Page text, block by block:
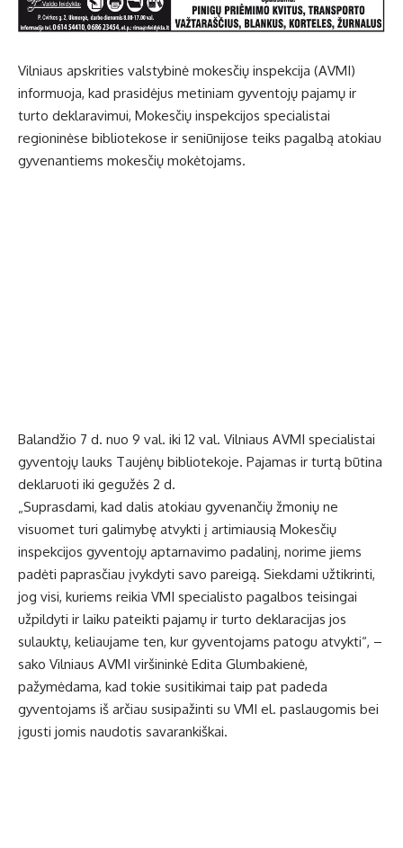
Vilniaus apskrities valstybinė mokesčių inspekcija (AVMI)
informuoja, kad prasidėjus metiniam gyventojų pajamų ir
turto deklaravimui, Mokesčių inspekcijos specialistai
regioninėse bibliotekose ir seniūnijose teiks pagalbą atokiau
gyvenantiems mokesčių mokėtojams.
Balandžio 7 d. nuo 9 val. iki 12 val. Vilniaus AVMI specialistai
gyventojų lauks Taujėnų bibliotekoje. Pajamas ir turtą būtina
deklaruoti iki gegužės 2 d.
„Suprasdami, kad dalis atokiau gyvenančių žmonių ne
visuomet turi galimybę atvykti į artimiausią Mokesčių
inspekcijos gyventojų aptarnavimo padalinį, norime jiems
padėti paprasčiau įvykdyti savo pareigą. Siekdami užtikrinti,
jog visi, kuriems reikia VMI specialisto pagalbos teisingai
užpildyti ir laiku pateikti pajamų ir turto deklaracijas jos
sulauktų, keliaujame ten, kur gyventojams patogu atvykti“, –
sako Vilniaus AVMI viršininkė Edita Glumbakienė,
pažymėdama, kad tokie susitikimai taip pat padeda
gyventojams iš arčiau susipažinti su VMI el. paslaugomis bei
įgusti jomis naudotis savarankiškai.